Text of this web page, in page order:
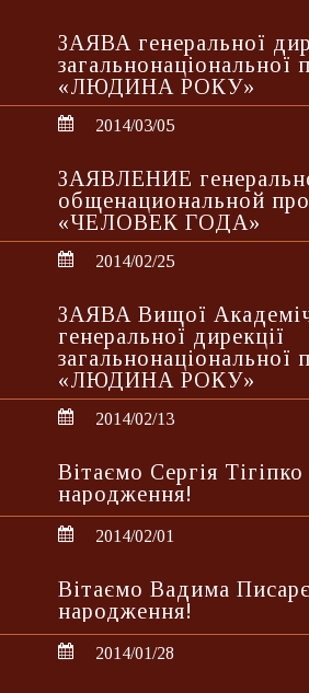
ЗАЯВА генеральної
загальнонаціональної
«ЛЮДИНА РОКУ»
2014/03/05
ЗАЯВЛЕНИЕ
общенациональной
«ЧЕЛОВЕК ГОДА»
2014/02/25
ЗАЯВА Вищої
генеральної дирекції
загальнонаціональної
«ЛЮДИНА РОКУ»
2014/02/13
Вітаємо Сергія
народження!
2014/02/01
Вітаємо Вадима
народження!
2014/01/28